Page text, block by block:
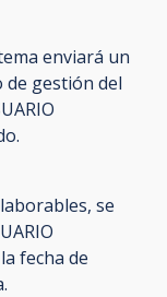
enviará un
gestión del
se
fecha de